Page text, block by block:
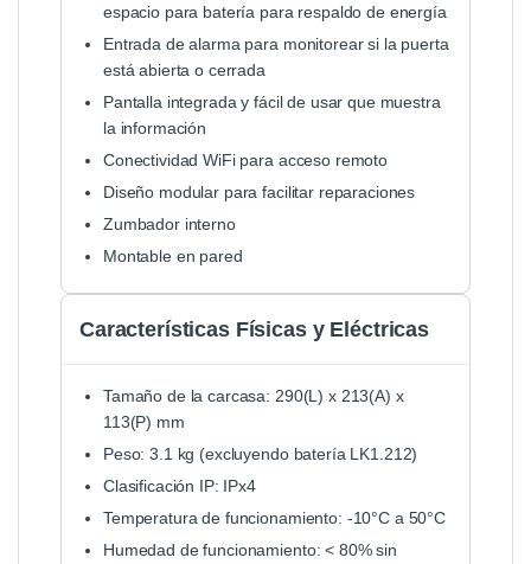
espacio para batería para respaldo de energía
Entrada de alarma para monitorear si la puerta
está abierta o cerrada
Pantalla integrada y fácil de usar que muestra
la información
Conectividad WiFi para acceso remoto
Diseño modular para facilitar reparaciones
Zumbador interno
Montable en pared
Características Físicas y Eléctricas
Tamaño de la carcasa: 290(L) x 213(A) x
113(P) mm
Peso: 3.1 kg (excluyendo batería LK1.212)
Clasificación IP: IPx4
Temperatura de funcionamiento: -10°C a 50°C
Humedad de funcionamiento: < 80% sin